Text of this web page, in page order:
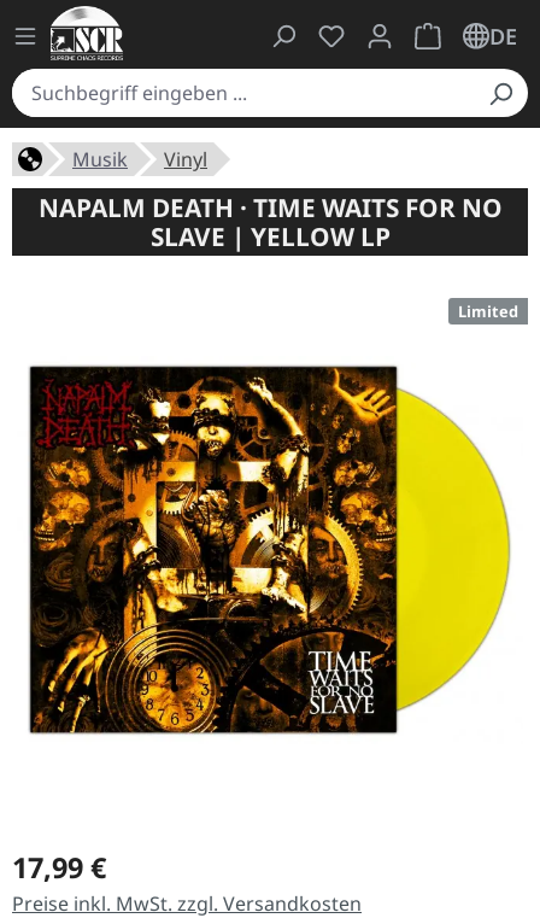
Du hast 0 Produkte
Warenkorb
DE
Musik Vinyl
NAPALM DEATH · TIME WAITS FOR NO
SLAVE | YELLOW LP
Limited
Regulärer Preis:
17,99 €
Preise inkl. MwSt. zzgl. Versandkosten